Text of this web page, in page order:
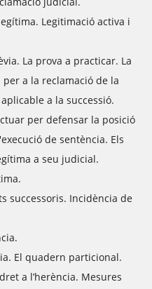
Legitimació activa i
La prova a practicar. La
a la reclamació de la
a la successió.
per defensar la posició
de sentència. Els
a seu judicial.
successoris. Incidència de
El quadern particional.
a l’herència. Mesures